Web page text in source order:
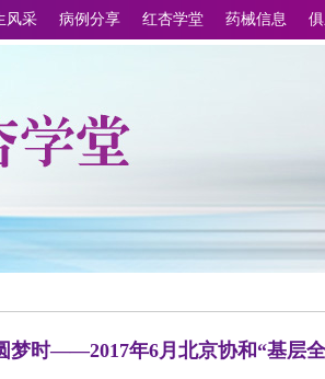
风采 病例分享 红杏学堂 药械信息
梦时——2017年6月北京协和“基层